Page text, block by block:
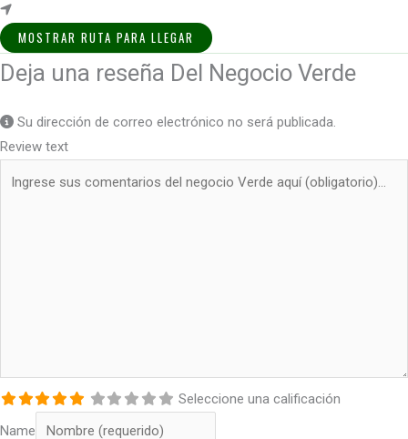
MOSTRAR RUTA PARA LLEGAR
Deja una reseña Del Negocio Verde
Su dirección de correo electrónico no será publicada.
Review text
Seleccione una calificación
Name